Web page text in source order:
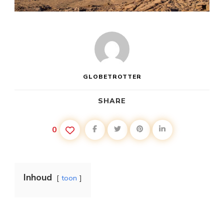
GLOBETROTTER
SHARE
0
Inhoud toon